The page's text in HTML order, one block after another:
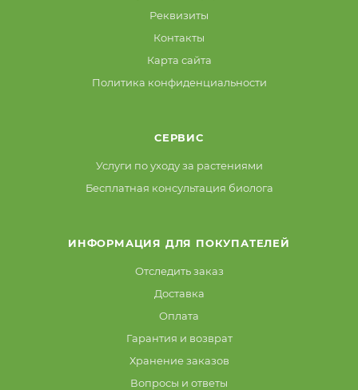
Реквизиты
Контакты
Карта сайта
Политика конфиденциальности
СЕРВИС
Услуги по уходу за растениями
Бесплатная консультация биолога
ИНФОРМАЦИЯ ДЛЯ ПОКУПАТЕЛЕЙ
Отследить заказ
Доставка
Оплата
Гарантия и возврат
Хранение заказов
Вопросы и ответы